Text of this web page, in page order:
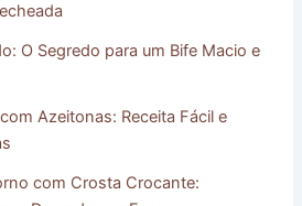
O Segredo para um Bife Macio e
Azeitonas: Receita Fácil e
com Crosta Crocante: